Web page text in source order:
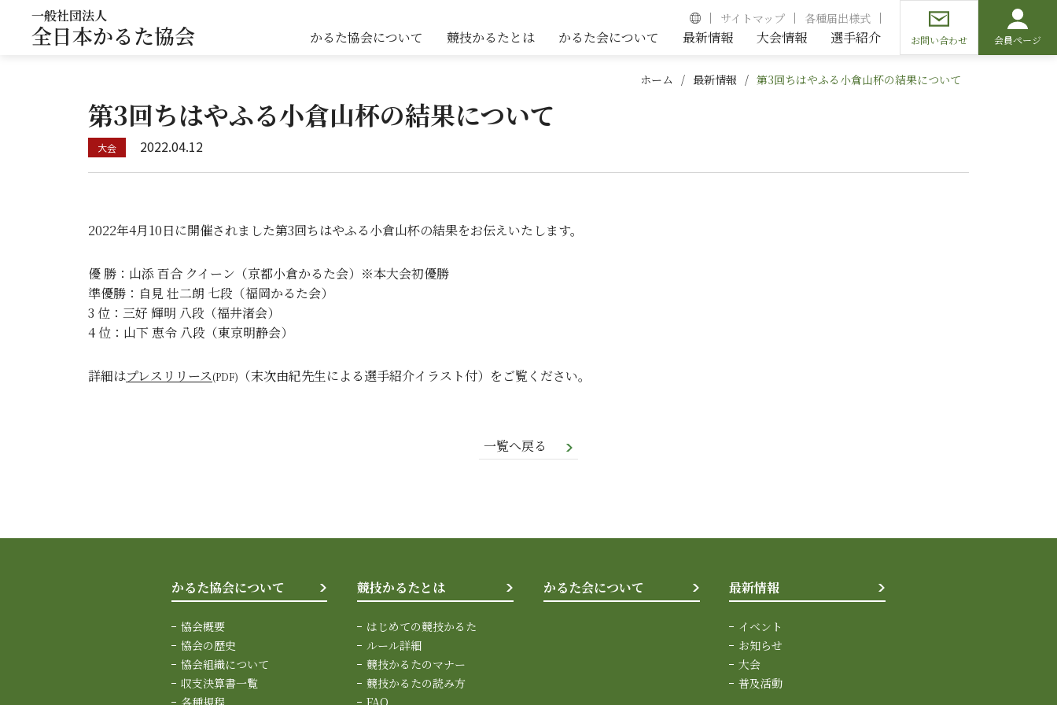
一般社団法人
全日本かるた協会
サイトマップ 各種届出様式
かるた協会について 競技かるたとは かるた会について 最新情報 大会情報 選手紹介 お問い合わせ 会員ページ
ホーム 最新情報 第3回ちはやふる小倉山杯の結果について
第3回ちはやふる小倉山杯の結果について
2022.04.12
2022年4月10日に開催されました第3回ちはやふる小倉山杯の結果をお伝えいたします。
優 勝：山添 百合 クイーン（京都小倉かるた会）※本大会初優勝
準優勝：自見 壮二朗 七段（福岡かるた会）
3 位：三好 輝明 八段（福井渚会）
4 位：山下 恵令 八段（東京明静会）
詳細はプレスリリース （末次由紀先生による選手紹介イラスト付）をご覧ください。
一覧へ戻る
かるた協会について
協会概要
協会の歴史
協会組織について
収支決算書一覧
各種規程
競技かるたとは
はじめての競技かるた
ルール詳細
競技かるたのマナー
競技かるたの読み方
FAQ
かるた会について 最新情報
イベント
お知らせ
大会
普及活動